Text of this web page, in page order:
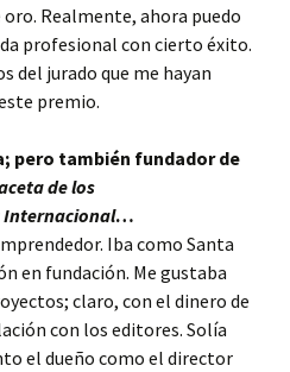
Realmente, ahora puedo
profesional con cierto éxito.
del jurado que me hayan
premio.
pero también fundador de
de los
…
Iba como Santa
en fundación. Me gustaba
claro, con el dinero de
con los editores. Solía
el dueño como el director